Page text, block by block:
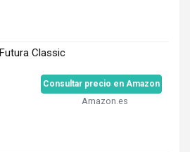
Futura Classic
Consultar precio en Amazon
Amazon.es